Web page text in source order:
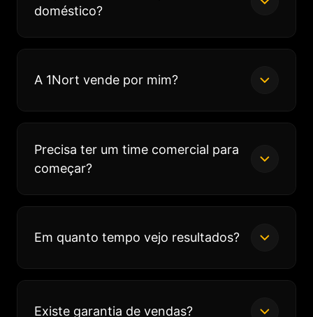
doméstico?
A 1Nort vende por mim?
Precisa ter um time comercial para
começar?
Em quanto tempo vejo resultados?
Existe garantia de vendas?